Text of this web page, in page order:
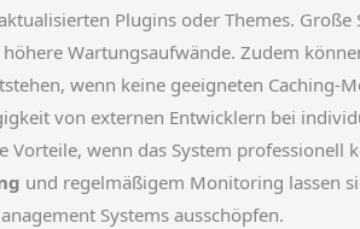
Plugins oder Themes. Große
Wartungsaufwände. Zudem
wenn keine geeigneten Caching-
von externen Entwicklern bei
Vorteile, wenn das System professionell
und regelmäßigem Monitoring lassen
Systems ausschöpfen.